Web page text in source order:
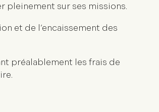
pleinement sur ses missions.
et de l’encaissement des
préalablement les frais de